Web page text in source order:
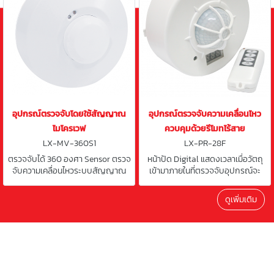
อุปกรณ์ตรวจจับโดยใช้สัญญาณ
ไมโครเวฟ
LX-MV-360S1
ตรวจจับได้ 360 องศา Sensor ตรวจ
จับความเคลื่อนไหวระบบสัญญาณ
ไมโครเวฟ ส่งคลื่นแม่เหล็กไฟฟ้า
อุปกรณ์ตรวจจับความเคลื่อนไหว
ควบคุมด้วยรีโมทไร้สาย
LX-PR-28F
หน้าปัด Digital แสดงเวลาเมื่อวัตถุ
เข้ามาภายในที่ตรวจจับอุปกรณ์จะ
ควบคุมให้ไฟเปิดและปิดอัตโนมัติ
สามารถสั่งงานผ่านรีโมทในระยะ 30
ม.ได้อีกด้วยดูเพิ่มเติม